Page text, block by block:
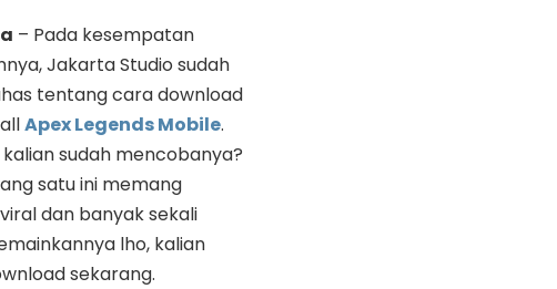
– Pada kesempatan
Jakarta Studio sudah
tentang cara download
Apex Legends Mobile.
sudah mencobanya?
satu ini memang
dan banyak sekali
lho, kalian
sekarang.